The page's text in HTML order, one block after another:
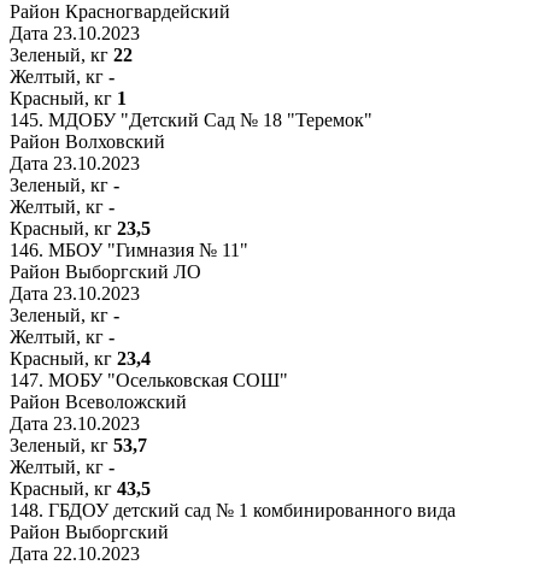
Район Красногвардейский
Дата 23.10.2023
Зеленый, кг 22
Желтый, кг -
Красный, кг 1
145. МДОБУ "Детский Сад № 18 "Теремок"
Район Волховский
Дата 23.10.2023
Зеленый, кг -
Желтый, кг -
Красный, кг 23,5
146. МБОУ "Гимназия № 11"
Район Выборгский ЛО
Дата 23.10.2023
Зеленый, кг -
Желтый, кг -
Красный, кг 23,4
147. МОБУ "Осельковская СОШ"
Район Всеволожский
Дата 23.10.2023
Зеленый, кг 53,7
Желтый, кг -
Красный, кг 43,5
148. ГБДОУ детский сад № 1 комбинированного вида
Район Выборгский
Дата 22.10.2023